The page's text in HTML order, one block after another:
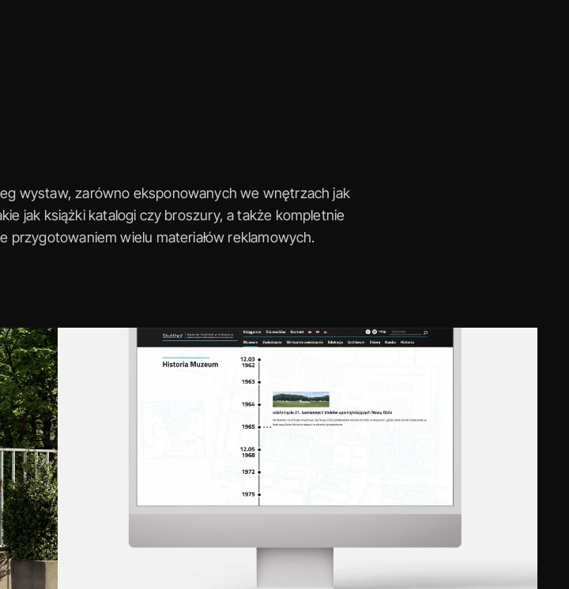
wystaw, zarówno eksponowanych we wnętrzach jak
jak książki katalogi czy broszury, a także kompletnie
przygotowaniem wielu materiałów reklamowych.